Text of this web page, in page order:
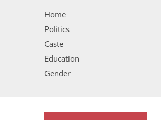
Home
Politics
Caste
Education
Gender